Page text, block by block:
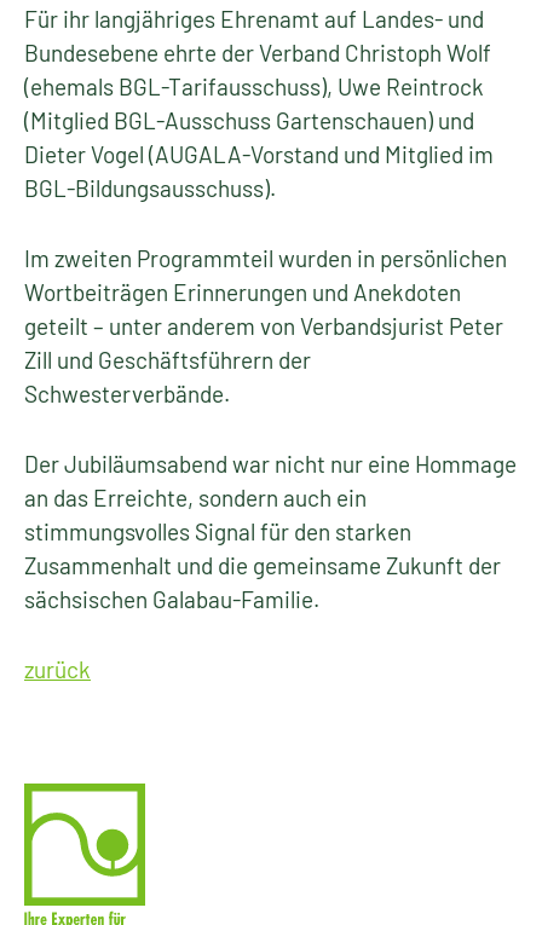
Für ihr langjähriges Ehrenamt auf Landes- und
Bundesebene ehrte der Verband Christoph Wolf
(ehemals BGL-Tarifausschuss), Uwe Reintrock
(Mitglied BGL-Ausschuss Gartenschauen) und
Dieter Vogel (AUGALA-Vorstand und Mitglied im
BGL-Bildungsausschuss).
Im zweiten Programmteil wurden in persönlichen
Wortbeiträgen Erinnerungen und Anekdoten
geteilt – unter anderem von Verbandsjurist Peter
Zill und Geschäftsführern der
Schwesterverbände.
Der Jubiläumsabend war nicht nur eine Hommage
an das Erreichte, sondern auch ein
stimmungsvolles Signal für den starken
Zusammenhalt und die gemeinsame Zukunft der
sächsischen Galabau-Familie.
zurück